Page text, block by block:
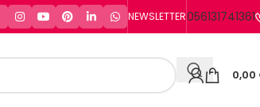
NEWSLETTER056131741361
0,00